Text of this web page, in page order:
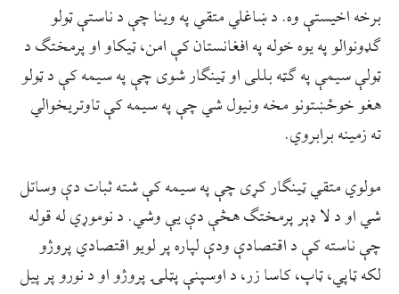
برخه اخیستې وه. د ښاغلي متقي په وینا چې د ناستې ټولو
ګډونوالو په یوه خوله په افغانستان کې امن، ټیکاو او پرمختګ د
ټولې سیمې په ګټه بللی او ټینګار شوی چې په سیمه کې د ټولو
هغو خوځښتونو مخه ونیول شي چې په سیمه کې تاوتریخوالي
ته زمینه برابروي.
مولوي متقي ټینګار کړی چې په سیمه کې شته ثبات دې وساتل
شي او د لا ډېر پرمختګ هڅې دې یې وشي. د نوموړي له قوله
چې ناسته کې د اقتصادې ودې لپاره پر لویو اقتصادي پروژو
لکه ټاپي، ټاپ، کاسا زر، د اوسپنې پټلۍ پروژو او د نورو پر پیل